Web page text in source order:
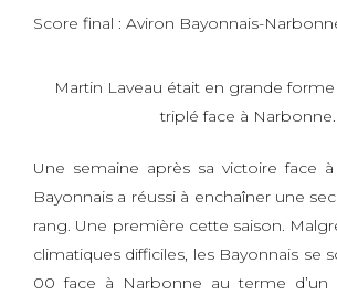
Score final : Aviron Bayonnais-
Martin Laveau était en grande
triplé face à Narbonne.
Une semaine après sa victoire face à
Bayonnais a réussi à enchaîner une
rang. Une première cette saison.
climatiques difficiles, les Bayonnais se
00 face à Narbonne au terme d’un